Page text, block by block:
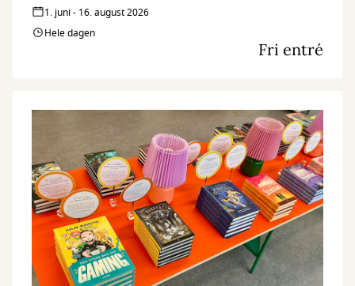
1. juni - 16. august 2026
Hele dagen
Fri entré